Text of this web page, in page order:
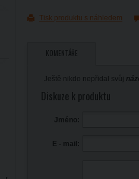
Tisk produktu s náhledem
KOMENTÁŘE
Ještě nikdo nepřidal svůj
Diskuze k produktu
Jméno:
E - mail: